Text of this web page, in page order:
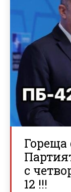
Гореща
с
12 !!!